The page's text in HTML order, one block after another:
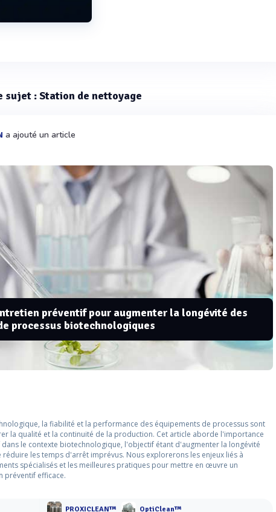
sujet : Station de nettoyage
a ajouté un article
préventif pour augmenter la longévité des
processus biotechnologiques
la fiabilité et la performance des équipements de processus sont
la qualité et la continuité de la production. Cet article aborde l'importance
le contexte biotechnologique, l'objectif étant d'augmenter la longévité
les temps d'arrêt imprévus. Nous explorerons les enjeux liés à
spécialisés et les meilleures pratiques pour mettre en œuvre un
préventif efficace.
PROXICLEAN™ OptiClean™